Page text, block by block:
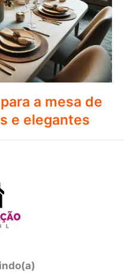
a mesa de
e elegantes